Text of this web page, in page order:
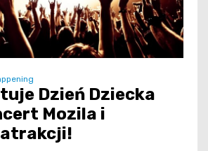
Dzień Dziecka
Mozila i